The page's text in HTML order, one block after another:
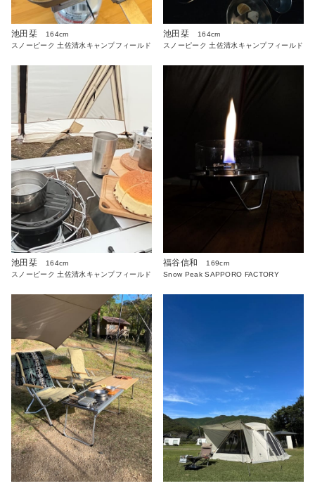
池田栞
164cm
スノーピーク 土佐清水キャンプフィールド
池田栞
164cm
スノーピーク 土佐清水キャンプフィールド
池田栞
164cm
スノーピーク 土佐清水キャンプフィールド
福谷信和
169cm
Snow Peak SAPPORO FACTORY